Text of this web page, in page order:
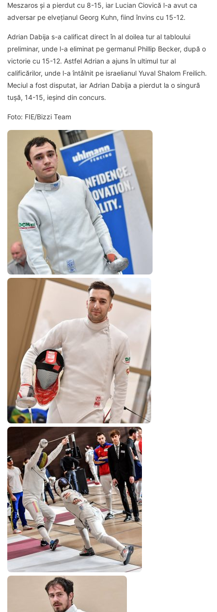
Meszaros și a pierdut cu 8-15, iar Lucian Ciovică l-a avut ca
adversar pe elvețianul Georg Kuhn, fiind învins cu 15-12.
Adrian Dabija s-a calificat direct în al doilea tur al tabloului
preliminar, unde l-a eliminat pe germanul Phillip Becker, după o
victorie cu 15-12. Astfel Adrian a ajuns în ultimul tur al
calificărilor, unde l-a întâlnit pe israelianul Yuval Shalom Freilich.
Meciul a fost disputat, iar Adrian Dabija a pierdut la o singură
tușă, 14-15, ieșind din concurs.
Foto: FIE/Bizzi Team